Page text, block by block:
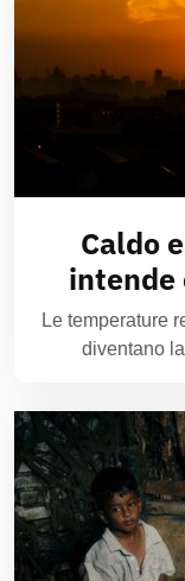
Caldo
intende
Le temperature
diventano